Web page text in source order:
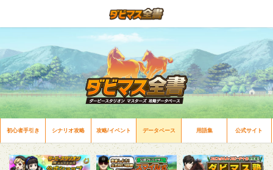
初心者手引き シナリオ攻略 攻略/イベント データベース 用語集 公式サイト